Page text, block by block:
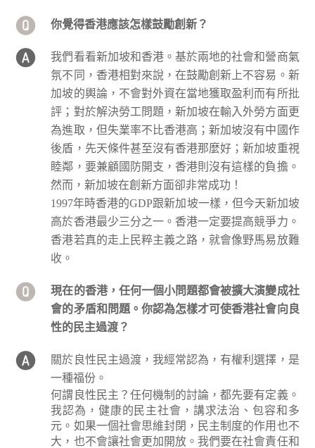
你覺得香港應該怎樣鼓勵創新？
我們看看新加坡和香港。基於兩地的社會和營商氣
氛不同，香港相對來說，在鼓勵創新上不容易。新
加坡的輿論，不會對外資在當地獲取盈利而有所批
評；對於解決勞工問題，新加坡在輸入外勞方面更
為進取，但失業率不比香港高；新加坡沒有中國作
後盾，先天條件甚至沒有香港那麼好；新加坡重視
睦鄰，要兼顧國防開支，香港則沒有這樣的負擔。
然而，新加坡在創新方面卻非常成功！
1997年時香港的GDP跟新加坡一樣，但今天新加坡
高於香港最少三分之一。香港一定要提高競爭力。
香港若真的走上民粹主義之路，就會像野馬易放難
收。
現在的香港，任何一個小問題都會被擴大演變成社
會的矛盾和問題。你認為怎樣才可使香港社會向良
性的民主過渡？
關於良性民主過渡，我經常認為，有權利選擇，是
一種福份。
何謂良性民主？任何機制的討論，都先要有定義。
我認為，健康的民主社會，講求法治、包容和多
元。如果一個社會思維封閉，民主制度的作用也不
大，也不會讓社會更加開放。我們要在社會責任和